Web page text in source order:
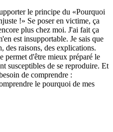
le principe du
Pourquoi
!
Se poser en victime, ça
plus chez moi. J'ai fait ça
est insupportable. Je sais que
des raisons, des explications.
permet d'être mieux préparé le
susceptibles de se reproduire. Et
de comprendre :
le pourquoi de mes